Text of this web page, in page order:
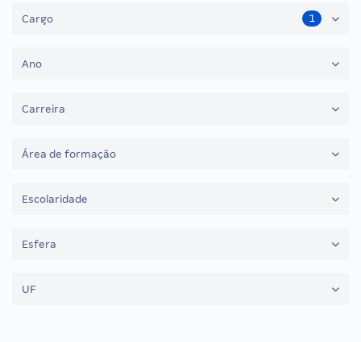
Cargo 1
Ano
Carreira
Área de formação
Escolaridade
Esfera
UF